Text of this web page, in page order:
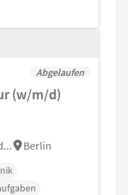
Abgelaufen
(w/m/d)
Berlin